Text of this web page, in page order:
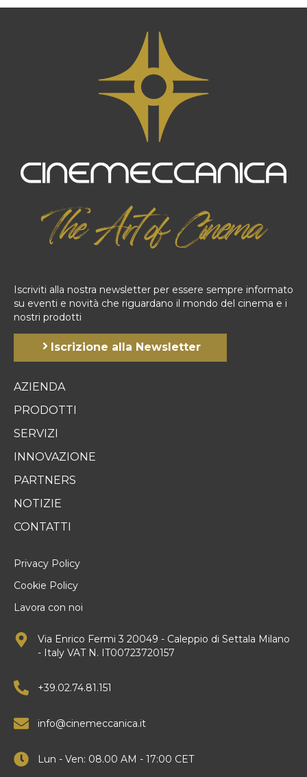
Iscriviti alla nostra newsletter per essere sempre informato
su eventi e novità che riguardano il mondo del cinema e i
nostri prodotti
Iscrizione alla Newsletter
AZIENDA
PRODOTTI
SERVIZI
INNOVAZIONE
PARTNERS
NOTIZIE
CONTATTI
Privacy Policy
Cookie Policy
Lavora con noi
Via Enrico Fermi 3 20049 - Caleppio di Settala Milano
- Italy VAT N. IT00723720157
+39.02.74.81.151
info@cinemeccanica.it
Lun - Ven: 08.00 AM - 17:00 CET